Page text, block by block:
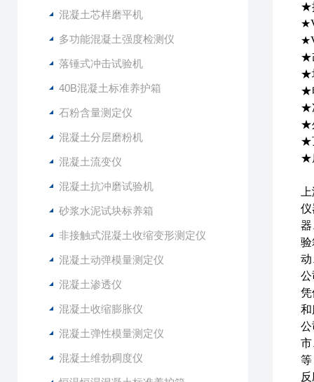
混凝土芯样磨平机
多功能混凝土强度检测仪
落锤式冲击试验机
40B混凝土标准养护箱
石粉含量测定仪
混凝土分层磨粉机
混凝土流变仪
混凝土抗冲磨试验机
砂浆水泥试块标养箱
非接触式混凝土收缩变形测定仪
混凝土动弹模量测定仪
混凝土渗透仪
混凝土收缩膨胀仪
混凝土弹性模量测定仪
混凝土维勃稠度仪
★
★
★
★
★
★
★
★
仪
器
验
动
公
凭
和
公
市
等